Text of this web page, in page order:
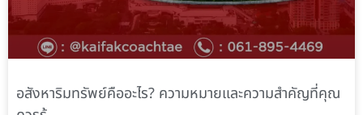
อสังหาริมทรัพย์คืออะไร? ความหมายและความสำคัญที่คุณ